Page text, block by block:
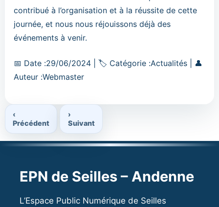
contribué à l’organisation et à la réussite de cette
journée, et nous nous réjouissons déjà des
événements à venir.
📅 Date :Date
:
29/06/2024 🏷 Catégorie :Catégorie
Actualités
👤
Auteur :Auteur
Webmaster
‹
Précédent
›
Suivant
EPN de Seilles – Andenne
L’Espace Public Numérique de Seilles